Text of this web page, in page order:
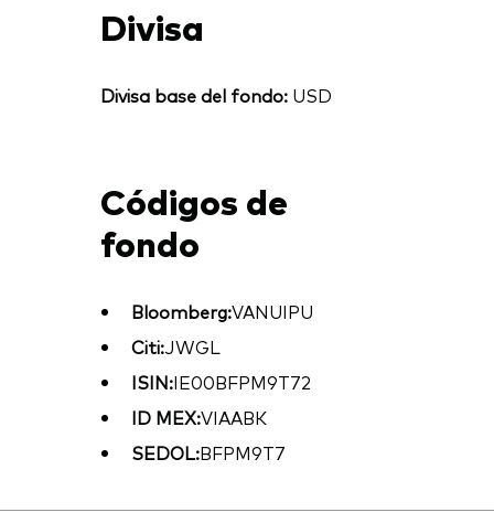
Divisa
Divisa base del fondo:USD
Códigos de
fondo
Bloomberg:VANUIPU
Citi:JWGL
ISIN:IE00BFPM9T72
ID MEX:VIAABK
SEDOL:BFPM9T7